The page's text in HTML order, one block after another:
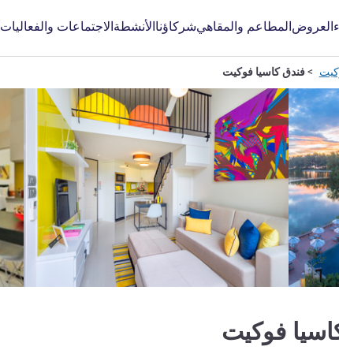
العروضالمطاعم والمقاهيشركاؤناالأنشطةالاجتماعات والفعاليات
فندق كاسيا فوكيت
فوكيت